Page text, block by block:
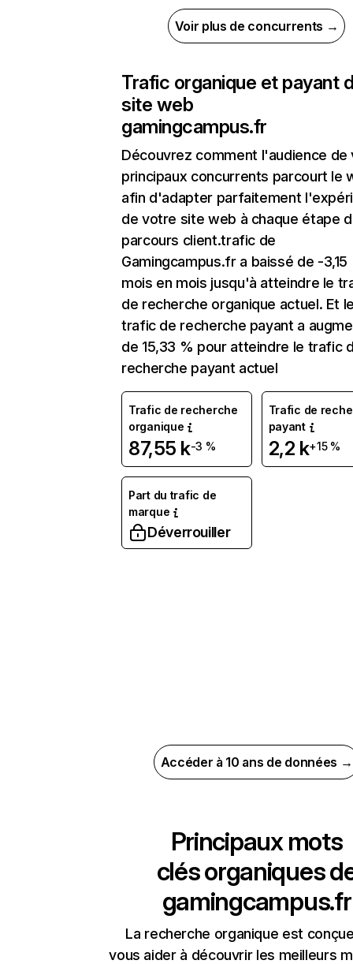
Voir plus de concurrents →
Trafic organique et payant
site web
gamingcampus.fr
Découvrez comment l'audience de
principaux concurrents parcourt le
afin d'adapter parfaitement
de votre site web à chaque étape
parcours client.trafic de
Gamingcampus.fr a baissé de -3,15
mois en mois jusqu'à atteindre le
de recherche organique actuel. Et
trafic de recherche payant a
de 15,33 % pour atteindre le trafic
recherche payant actuel
Trafic de recherche
organique
87,55 k-3 %
Trafic de
payant
2,2 k+15 %
Part du trafic de
marque
Déverrouiller
Accéder à 10 ans de données →
Principaux mots
clés organiques
gamingcampus.fr
La recherche organique est
vous aider à découvrir les meilleurs